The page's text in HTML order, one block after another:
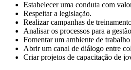
Estabelecer uma conduta com
Respeitar a legislação.
Realizar campanhas de
Analisar os processos para a
Fomentar um ambiente de
Abrir um canal de diálogo entre
Criar projetos de capacitação de